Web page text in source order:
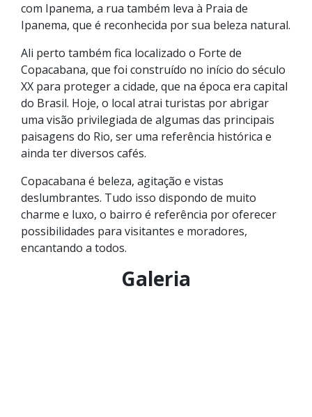
com Ipanema, a rua também leva à Praia de
Ipanema, que é reconhecida por sua beleza natural.
Ali perto também fica localizado o Forte de
Copacabana, que foi construído no início do século
XX para proteger a cidade, que na época era capital
do Brasil. Hoje, o local atrai turistas por abrigar
uma visão privilegiada de algumas das principais
paisagens do Rio, ser uma referência histórica e
ainda ter diversos cafés.
Copacabana é beleza, agitação e vistas
deslumbrantes. Tudo isso dispondo de muito
charme e luxo, o bairro é referência por oferecer
possibilidades para visitantes e moradores,
encantando a todos.
Galeria